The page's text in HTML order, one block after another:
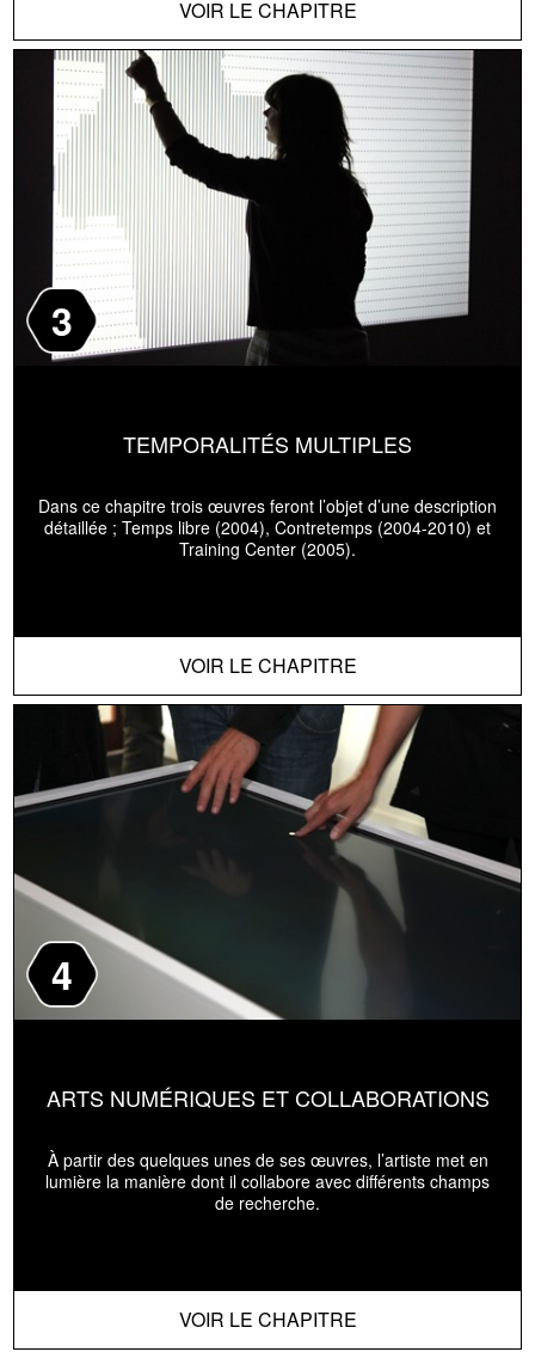
VOIR LE CHAPITRE
3
TEMPORALITÉS MULTIPLES
Dans ce chapitre trois œuvres feront l’objet d’une description
détaillée ; Temps libre (2004), Contretemps (2004-2010) et
Training Center (2005).
VOIR LE CHAPITRE
4
ARTS NUMÉRIQUES ET COLLABORATIONS
À partir des quelques unes de ses œuvres, l’artiste met en
lumière la manière dont il collabore avec différents champs
de recherche.
VOIR LE CHAPITRE